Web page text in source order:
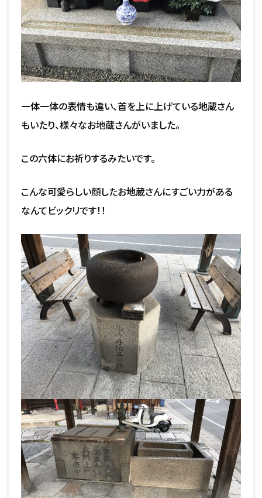
一体一体の表情も違い、首を上に上げている地蔵さん
もいたり、様々なお地蔵さんがいました。
この六体にお祈りするみたいです。
こんな可愛らしい顔したお地蔵さんにすごい力がある
なんてビックリです！！